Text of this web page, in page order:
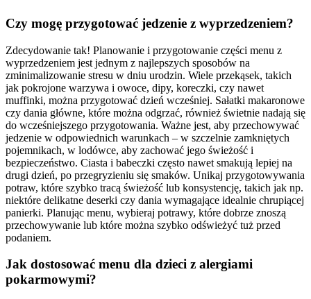
Czy mogę przygotować jedzenie z wyprzedzeniem?
Zdecydowanie tak! Planowanie i przygotowanie części menu z
wyprzedzeniem jest jednym z najlepszych sposobów na
zminimalizowanie stresu w dniu urodzin. Wiele przekąsek, takich
jak pokrojone warzywa i owoce, dipy, koreczki, czy nawet
muffinki, można przygotować dzień wcześniej. Sałatki makaronowe
czy dania główne, które można odgrzać, również świetnie nadają się
do wcześniejszego przygotowania. Ważne jest, aby przechowywać
jedzenie w odpowiednich warunkach – w szczelnie zamkniętych
pojemnikach, w lodówce, aby zachować jego świeżość i
bezpieczeństwo. Ciasta i babeczki często nawet smakują lepiej na
drugi dzień, po przegryzieniu się smaków. Unikaj przygotowywania
potraw, które szybko tracą świeżość lub konsystencję, takich jak np.
niektóre delikatne deserki czy dania wymagające idealnie chrupiącej
panierki. Planując menu, wybieraj potrawy, które dobrze znoszą
przechowywanie lub które można szybko odświeżyć tuż przed
podaniem.
Jak dostosować menu dla dzieci z alergiami
pokarmowymi?